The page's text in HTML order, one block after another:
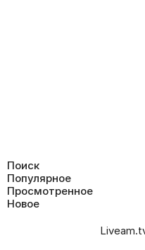
Поиск
Популярное
Просмотренное
Новое